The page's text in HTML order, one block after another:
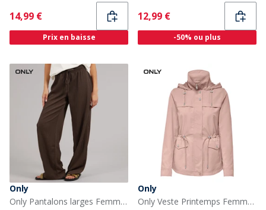
Current
14,99 €
Prix en baisse
Current
12,99 €
-50% ou plus
Only
Only Pantalons larges Femme Chocolate Brown
Only
Only Veste Printemps Femme Rose Smoke